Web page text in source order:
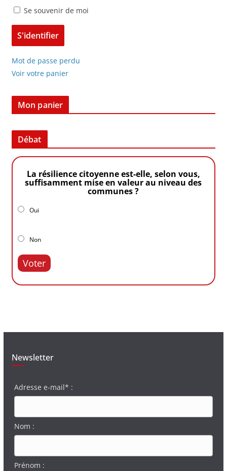
Se souvenir de moi
Mot de passe perdu
Voir votre panier
Mon panier
Débat
La résilience citoyenne est-elle, selon vous,
suffisamment mise en valeur au niveau des
communes ?
Oui
Non
Voter
Newsletter
Adresse e-mail* :
Nom :
Prénom :